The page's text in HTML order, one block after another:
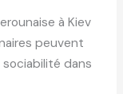
à Kiev
peuvent
dans